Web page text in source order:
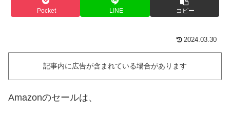
Pocket LINE コピー
2024.03.30
記事内に広告が含まれている場合があります
Amazonのセールは、